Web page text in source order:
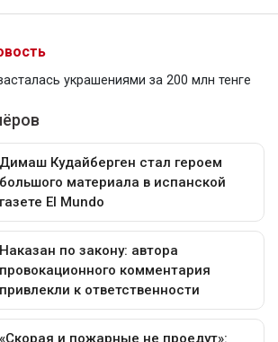
украшениями за 200 млн тенге